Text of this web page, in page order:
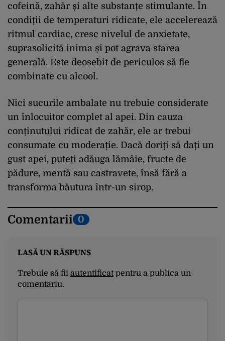
cofeină, zahăr și alte substanțe stimulante. În
condiții de temperaturi ridicate, ele accelerează
ritmul cardiac, cresc nivelul de anxietate,
suprasolicită inima și pot agrava starea
generală. Este deosebit de periculos să fie
combinate cu alcool.
Nici sucurile ambalate nu trebuie considerate
un înlocuitor complet al apei. Din cauza
conținutului ridicat de zahăr, ele ar trebui
consumate cu moderație. Dacă doriți să dați un
gust apei, puteți adăuga lămâie, fructe de
pădure, mentă sau castravete, însă fără a
transforma băutura într-un sirop.
Comentarii 0
LASĂ UN RĂSPUNS
Trebuie să fii autentificatpentru a publica un
comentariu.